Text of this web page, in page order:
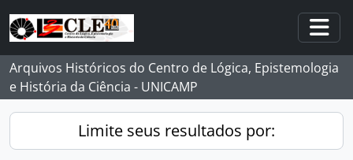
Skip to main content
Arquivos Históricos do Centro de Lógica, Epistemologia
e História da Ciência - UNICAMP
Limite seus resultados por: